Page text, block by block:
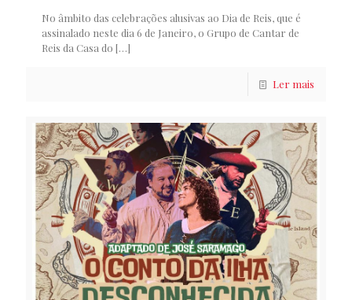
No âmbito das celebrações alusivas ao Dia de Reis, que é
assinalado neste dia 6 de Janeiro, o Grupo de Cantar de
Reis da Casa do […]
Ler mais